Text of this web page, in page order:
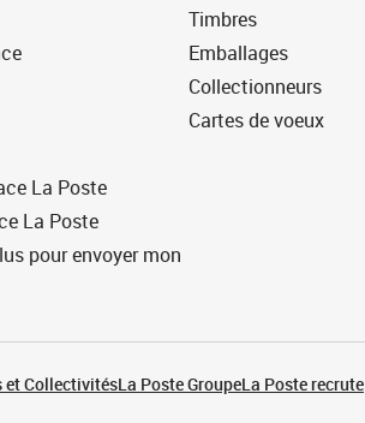
La Poste
La Poste
pour envoyer mon
Timbres
Emballages
Collectionneurs
Cartes de voeux
et CollectivitésLa Poste GroupeLa Poste recrute